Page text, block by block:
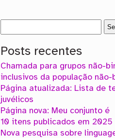
Posts recentes
Chamada para grupos não-
inclusivos da população não-
Página atualizada: Lista de
juvélicos
Página nova: Meu conjunto é
10 itens publicados em 2025
Nova pesquisa sobre